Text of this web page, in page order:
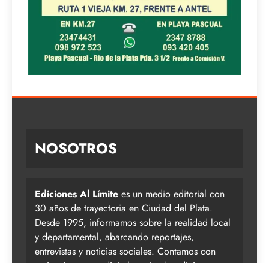
NOSOTROS
Ediciones Al Límite es un medio editorial con
30 años de trayectoria en Ciudad del Plata.
Desde 1995, informamos sobre la realidad local
y departamental, abarcando reportajes,
entrevistas y noticias sociales. Contamos con